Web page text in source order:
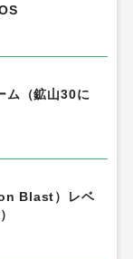
ム（鉱山30に
Blast）レベ